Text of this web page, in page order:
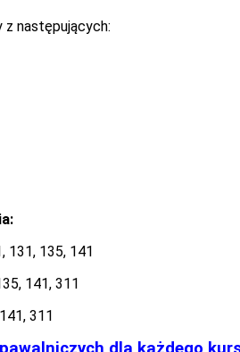
z następujących:
131, 135, 141
141, 311
311